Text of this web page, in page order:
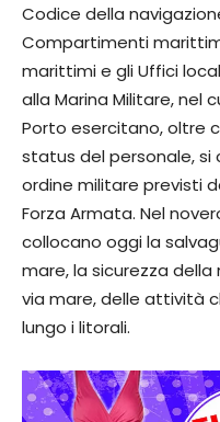
Codice della
Compartimenti
marittimi e gli Uffici
alla Marina Militare, nel
Porto esercitano, oltre
status del personale,
ordine militare previsti
Forza Armata. Nel
collocano oggi la
mare, la sicurezza
via mare, delle attività
lungo i litorali.